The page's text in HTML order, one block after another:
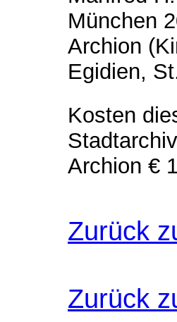
München
Archion
Egidien,
Kosten
Archion €
Zurück
Zurück